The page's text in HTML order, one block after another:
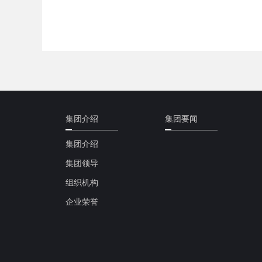
集团介绍
集团介绍
集团领导
组织机构
企业荣誉
集团要闻